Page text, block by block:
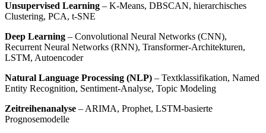
Unsupervised Learning – K-Means, DBSCAN, hierarchisches
Clustering, PCA, t-SNE
Deep Learning – Convolutional Neural Networks (CNN),
Recurrent Neural Networks (RNN), Transformer-Architekturen,
LSTM, Autoencoder
Natural Language Processing (NLP) – Textklassifikation, Named
Entity Recognition, Sentiment-Analyse, Topic Modeling
Zeitreihenanalyse – ARIMA, Prophet, LSTM-basierte
Prognosemodelle